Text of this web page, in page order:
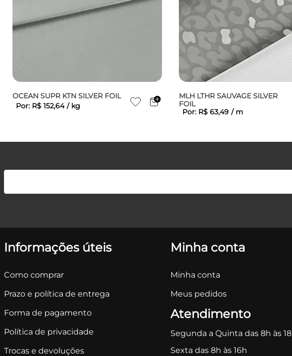
OCEAN SUPR KTN SILVER FOIL
Por: R$ 152,64 / kg
MLH LTHR SAUVAGE SILVER
FOIL
Por: R$ 63,49 / m
Informações úteis
Como comprar
Prazo e política de entrega
Forma de pagamento
Política de privacidade
Trocas e devoluções
Minha conta
Minha conta
Meus pedidos
Atendimento
Segunda a Quinta das 8h às
Sexta das 8h às 16h